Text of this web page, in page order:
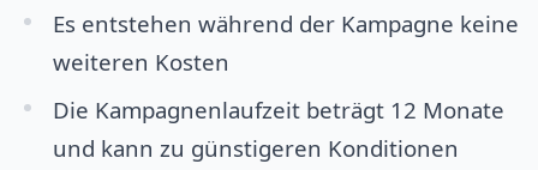
Es entstehen während der Kampagne keine
weiteren Kosten
Die Kampagnenlaufzeit beträgt 12 Monate
und kann zu günstigeren Konditionen